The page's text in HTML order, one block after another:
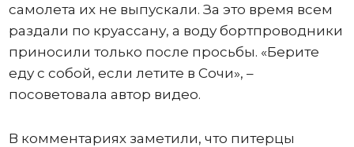
самолета их не выпускали. За это время всем
раздали по круассану, а воду бортпроводники
приносили только после просьбы. «Берите
еду с собой, если летите в Сочи», –
посоветовала автор видео.
В комментариях заметили, что питерцы